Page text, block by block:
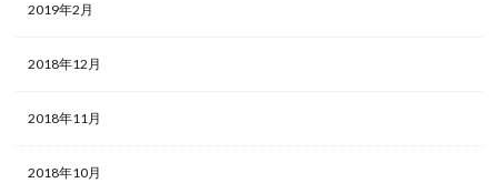
2019年2月
2018年12月
2018年11月
2018年10月